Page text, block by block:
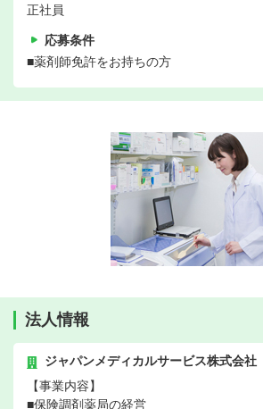
正社員
応募条件
■薬剤師免許をお持ちの方
法人情報
ジャパンメディカルサービス株式会社
【事業内容】
■保険調剤薬局の経営